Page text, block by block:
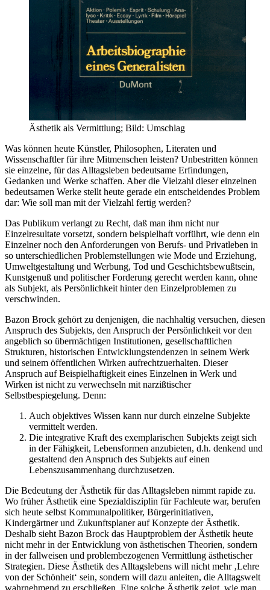
Ästhetik als Vermittlung; Bild: Umschlag
Was können heute Künstler, Philosophen, Literaten und
Wissenschaftler für ihre Mitmenschen leisten? Unbestritten können
sie einzelne, für das Alltagsleben bedeutsame Erfindungen,
Gedanken und Werke schaffen. Aber die Vielzahl dieser einzelnen
bedeutsamen Werke stellt heute gerade ein entscheidendes Problem
dar: Wie soll man mit der Vielzahl fertig werden?
Das Publikum verlangt zu Recht, daß man ihm nicht nur
Einzelresultate vorsetzt, sondern beispielhaft vorführt, wie denn ein
Einzelner noch den Anforderungen von Berufs- und Privatleben in
so unterschiedlichen Problemstellungen wie Mode und Erziehung,
Umweltgestaltung und Werbung, Tod und Geschichtsbewußtsein,
Kunstgenuß und politischer Forderung gerecht werden kann, ohne
als Subjekt, als Persönlichkeit hinter den Einzelproblemen zu
verschwinden.
Bazon Brock gehört zu denjenigen, die nachhaltig versuchen, diesen
Anspruch des Subjekts, den Anspruch der Persönlichkeit vor den
angeblich so übermächtigen Institutionen, gesellschaftlichen
Strukturen, historischen Entwicklungstendenzen in seinem Werk
und seinem öffentlichen Wirken aufrechtzuerhalten. Dieser
Anspruch auf Beispielhaftigkeit eines Einzelnen in Werk und
Wirken ist nicht zu verwechseln mit narzißtischer
Selbstbespiegelung. Denn:
Auch objektives Wissen kann nur durch einzelne Subjekte
vermittelt werden.
Die integrative Kraft des exemplarischen Subjekts zeigt sich
in der Fähigkeit, Lebensformen anzubieten, d.h. denkend und
gestaltend den Anspruch des Subjekts auf einen
Lebenszusammenhang durchzusetzen.
Die Bedeutung der Ästhetik für das Alltagsleben nimmt rapide zu.
Wo früher Ästhetik eine Spezialdisziplin für Fachleute war, berufen
sich heute selbst Kommunalpolitiker, Bürgerinitiativen,
Kindergärtner und Zukunftsplaner auf Konzepte der Ästhetik.
Deshalb sieht Bazon Brock das Hauptproblem der Ästhetik heute
nicht mehr in der Entwicklung von ästhetischen Theorien, sondern
in der fallweisen und problembezogenen Vermittlung ästhetischer
Strategien. Diese Ästhetik des Alltagslebens will nicht mehr ‚Lehre
von der Schönheit‘ sein, sondern will dazu anleiten, die Alltagswelt
wahrnehmend zu erschließen. Eine solche Ästhetik zeigt, wie man